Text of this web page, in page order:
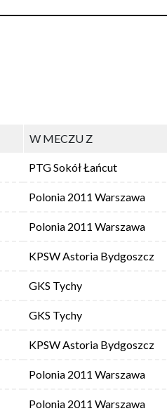
W MECZU Z
PTG Sokół Łańcut
Polonia 2011 Warszawa
Polonia 2011 Warszawa
KPSW Astoria Bydgoszcz
GKS Tychy
GKS Tychy
KPSW Astoria Bydgoszcz
Polonia 2011 Warszawa
Polonia 2011 Warszawa